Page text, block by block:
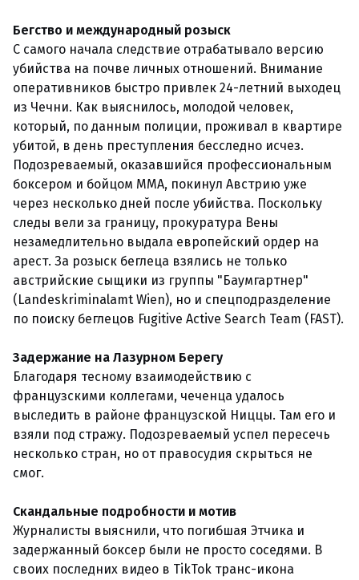
Бегство и международный розыск
С самого начала следствие отрабатывало версию
убийства на почве личных отношений. Внимание
оперативников быстро привлек 24-летний выходец
из Чечни. Как выяснилось, молодой человек,
который, по данным полиции, проживал в квартире
убитой, в день преступления бесследно исчез.
Подозреваемый, оказавшийся профессиональным
боксером и бойцом ММА, покинул Австрию уже
через несколько дней после убийства. Поскольку
следы вели за границу, прокуратура Вены
незамедлительно выдала европейский ордер на
арест. За розыск беглеца взялись не только
австрийские сыщики из группы "Баумгартнер"
(Landeskriminalamt Wien), но и спецподразделение
по поиску беглецов Fugitive Active Search Team (FAST).
Задержание на Лазурном Берегу
Благодаря тесному взаимодействию с
французскими коллегами, чеченца удалось
выследить в районе французской Ниццы. Там его и
взяли под стражу. Подозреваемый успел пересечь
несколько стран, но от правосудия скрыться не
смог.
Скандальные подробности и мотив
Журналисты выяснили, что погибшая Этчика и
задержанный боксер были не просто соседями. В
своих последних видео в TikTok транс-икона